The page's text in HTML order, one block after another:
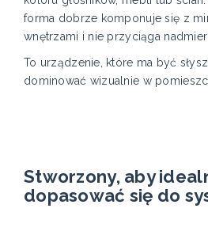
forma dobrze komponuje się z
wnętrzami i nie przyciąga
To urządzenie, które ma być
dominować wizualnie w
Stworzony, aby
dopasować się do